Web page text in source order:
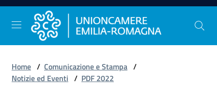
Vai al contenuto
Vai alla navigazione
Vai al footer
Comunicazione
Home / Comunicazione e Stampa /
Notizie ed Eventi / PDF 2022